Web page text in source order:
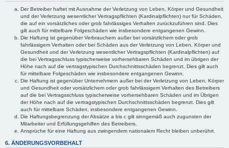
Der Betreiber haftet mit Ausnahme der Verletzung von Leben, Körper und Gesundheit
und der Verletzung wesentlicher Vertragspflichten (Kardinalpflichten) nur für Schäden,
die auf ein vorsätzliches oder grob fahrlässiges Verhalten zurückzuführen sind. Dies
gilt auch für mittelbare Folgeschäden wie insbesondere entgangenen Gewinn.
Die Haftung ist gegenüber Verbrauchern außer bei vorsätzlichem oder grob
fahrlässigem Verhalten oder bei Schäden aus der Verletzung von Leben, Körper und
Gesundheit und der Verletzung wesentlicher Vertragspflichten (Kardinalpflichten) auf
die bei Vertragsschluss typischerweise vorhersehbaren Schäden und im übrigen der
Höhe nach auf die vertragstypischen Durchschnittsschäden begrenzt. Dies gilt auch
für mittelbare Folgeschäden wie insbesondere entgangenen Gewinn.
Die Haftung ist gegenüber Unternehmern außer bei der Verletzung von Leben, Körper
und Gesundheit oder vorsätzlichem oder grob fahrlässigem Verhalten des Betreibers
auf die bei Vertragsschluss typischerweise vorhersehbaren Schäden und im Übrigen
der Höhe nach auf die vertragstypischen Durchschnittsschäden begrenzt. Dies gilt
auch für mittelbare Schäden, insbesondere entgangenen Gewinn.
Die Haftungsbegrenzung der Absätze a bis c gilt sinngemäß auch zugunsten der
Mitarbeiter und Erfüllungsgehilfen des Betreibers.
Ansprüche für eine Haftung aus zwingendem nationalem Recht bleiben unberührt.
6. ÄNDERUNGSVORBEHALT